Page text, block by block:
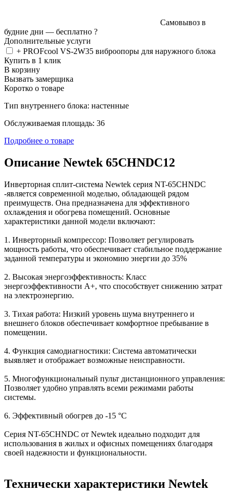
Самовывоз в
будние дни — бесплатно ?
Дополнительные услуги
+ PROFcool VS-2W35 виброопоры для наружного блока
Купить в 1 клик
В корзину
Вызвать замерщика
Коротко о товаре
Тип внутреннего блока: настенные
Обслуживаемая площадь: 36
Подробнее о товаре
Описание Newtek 65CHNDC12
Инверторная сплит-система Newtek cерия NT-65CHNDC
-является современной моделью, обладающей рядом
преимуществ. Она предназначена для эффективного
охлаждения и обогрева помещений. Основные
характеристики данной модели включают:
1. Инверторный компрессор: Позволяет регулировать
мощность работы, что обеспечивает стабильное поддержание
заданной температуры и экономию энергии до 35%
2. Высокая энергоэффективность: Класс
энергоэффективности A+, что способствует снижению затрат
на электроэнергию.
3. Тихая работа: Низкий уровень шума внутреннего и
внешнего блоков обеспечивает комфортное пребывание в
помещении.
4. Функция самодиагностики: Система автоматически
выявляет и отображает возможные неисправности.
5. Многофункциональный пульт дистанционного управления:
Позволяет удобно управлять всеми режимами работы
системы.
6. Эффективный обогрев до -15 °C
Серия NT-65CHNDC от Newtek идеально подходит для
использования в жилых и офисных помещениях благодаря
своей надежности и функциональности.
Технически характеристики Newtek